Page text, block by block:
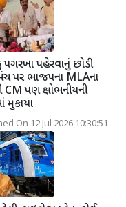
પગરખા પહેરવાનું છોડી
પર ભાજપના MLAના
CM પણ ક્ષોભનીયની
મુકાયા
On 12 Jul 2026 10:30:51